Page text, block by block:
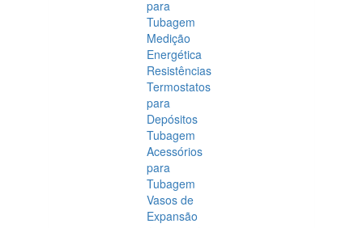
para
Tubagem
Medição
Energética
Resistências
Termostatos
para
Depósitos
Tubagem
Acessórios
para
Tubagem
Vasos de
Expansão